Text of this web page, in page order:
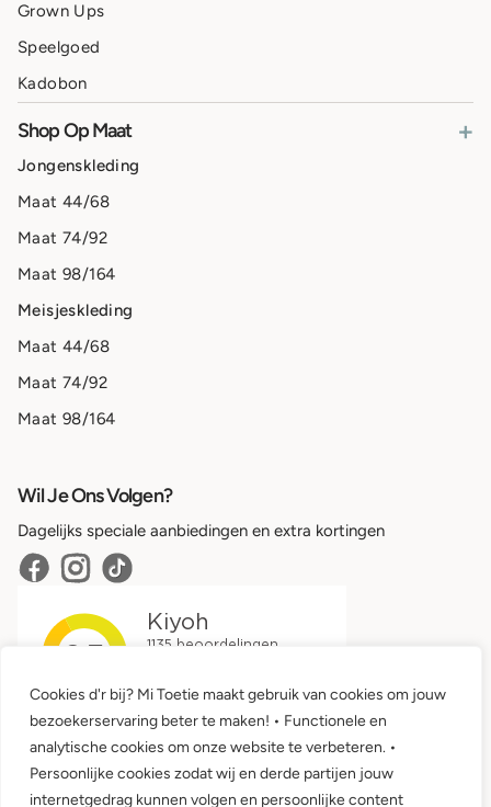
Cookies d'r bij? Mi Toetie maakt gebruik van cookies om jouw
bezoekerservaring beter te maken! • Functionele en
analytische cookies om onze website te verbeteren. •
Persoonlijke cookies zodat wij en derde partijen jouw
internetgedrag kunnen volgen en persoonlijke content
Grown Ups
Speelgoed
Kadobon
Shop Op Maat +
Jongenskleding
Maat 44/68
Maat 74/92
Maat 98/164
Meisjeskleding
Maat 44/68
Maat 74/92
Maat 98/164
Wil Je Ons Volgen?
Dagelijks speciale aanbiedingen en extra kortingen